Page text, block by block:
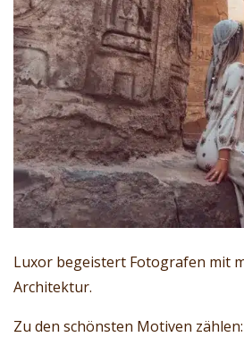
Luxor begeistert Fotografen mit
Architektur.
Zu den schönsten Motiven zählen: